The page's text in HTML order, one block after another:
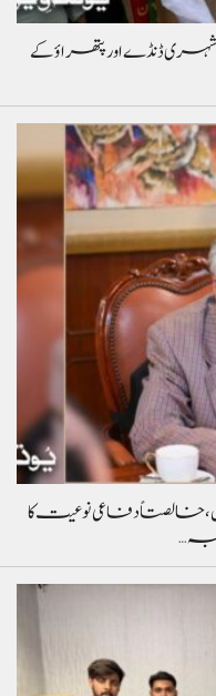
شہری ڈنڈے اور پتھراؤ کے
خالصتاً دفاعی نوعیت کا